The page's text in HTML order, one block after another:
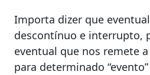
Importa dizer que
descontínuo e interrupto,
eventual que nos remete a
para determinado